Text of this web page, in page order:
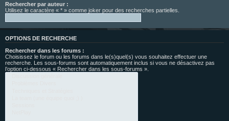
Rechercher par auteur :
Utilisez le caractère « * » comme joker pour des recherches partielles.
OPTIONS DE RECHERCHE
Rechercher dans les forums :
Choisissez le forum ou les forums dans le(s)quel(s) vous souhaitez effectuer une
recherche. Les sous-forums sont automatiquement inclus si vous ne désactivez pas
l’option ci-dessous « Rechercher dans les sous-forums ».